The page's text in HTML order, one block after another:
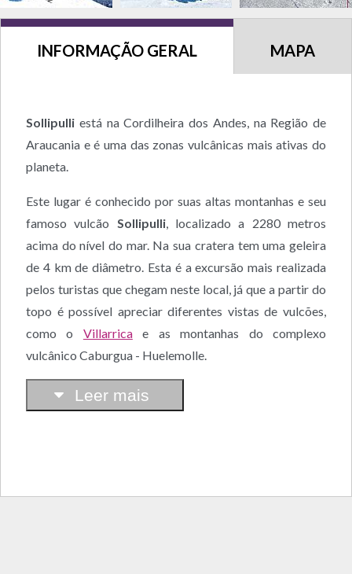
INFORMAÇÃO GERAL MAPA
Sollipulli está na Cordilheira dos Andes, na Região de
Araucania e é uma das zonas vulcânicas mais ativas do
planeta.
Este lugar é conhecido por suas altas montanhas e seu
famoso vulcão Sollipulli, localizado a 2280 metros
acima do nível do mar. Na sua cratera tem uma geleira
de 4 km de diâmetro. Esta é a excursão mais realizada
pelos turistas que chegam neste local, já que a partir do
topo é possível apreciar diferentes vistas de vulcões,
como o Villarricae as montanhas do complexo
vulcânico Caburgua - Huelemolle.
Leer mais